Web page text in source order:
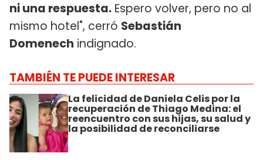
ni una respuesta. Espero volver, pero no al
mismo hotel", cerró Sebastián
Domenech indignado.
TAMBIÉN TE PUEDE INTERESAR
La felicidad de Daniela Celis por la
recuperación de Thiago Medina: el
reencuentro con sus hijas, su salud y
la posibilidad de reconciliarse